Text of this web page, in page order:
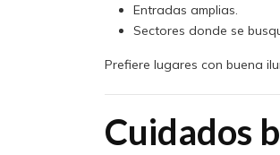
Entradas amplias.
Sectores donde se
Prefiere lugares con buena
Cuidados